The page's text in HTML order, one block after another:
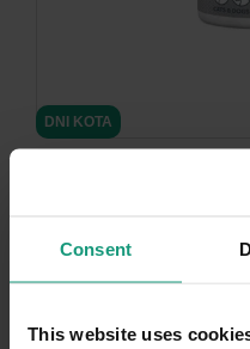
Consent
This website uses
DNI KOTA
i kotów
4.9 (178)